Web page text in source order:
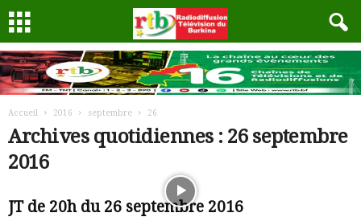
Accueil 2016 septembre 26
Archives quotidiennes : 26 septembre
2016
JT de 20h du 26 septembre 2016